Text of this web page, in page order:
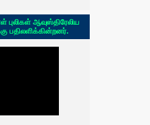
புலிகள் ஆவுஸ்திரேலிய
பதிலளிக்கின்றனர்.